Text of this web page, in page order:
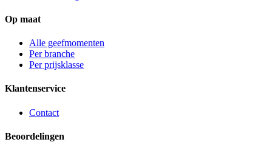
Op maat
Alle geefmomenten
Per branche
Per prijsklasse
Klantenservice
Contact
Beoordelingen